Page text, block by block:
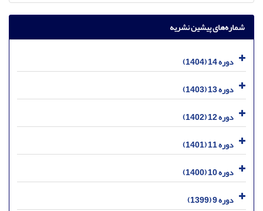
شماره‌های پیشین نشریه
دوره 14 (1404)
دوره 13 (1403)
دوره 12 (1402)
دوره 11 (1401)
دوره 10 (1400)
دوره 9 (1399)